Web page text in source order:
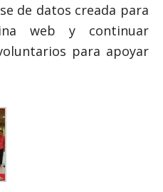
de datos creada para
web y continuar
para apoyar